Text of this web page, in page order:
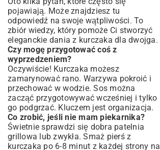
pojawiają. Może znajdziesz tu
odpowiedź na swoje wątpliwości. To
zbiór wiedzy, który pomoże Ci stworzyć
eleganckie dania z kurczaka dla dwojga.
Czy mogę przygotować coś z
wyprzedzeniem?
Oczywiście! Kurczaka możesz
zamarynować rano. Warzywa pokroić i
przechować w wodzie. Sos można
zacząć przygotowywać wcześniej i tylko
go podgrzać. Kluczem jest organizacja.
Co zrobić, jeśli nie mam piekarnika?
Świetnie sprawdzi się dobra patelnia
grillowa lub zwykła. Smaż pierś z
kurczaka po 6-8 minut z każdej strony na